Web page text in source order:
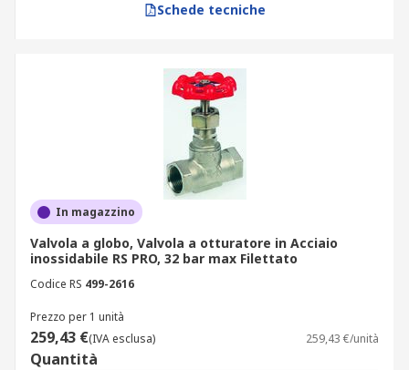
Schede tecniche
In magazzino
Valvola a globo, Valvola a otturatore in Acciaio
inossidabile RS PRO, 32 bar max Filettato
Codice RS 499-2616
Prezzo per 1 unità
259,43 €(IVA esclusa) 259,43 €/unità
Quantità